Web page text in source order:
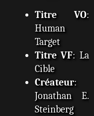
Titre VO:
Human
Target
Titre VF: La
Cible
Créateur:
Jonathan E.
Steinberg